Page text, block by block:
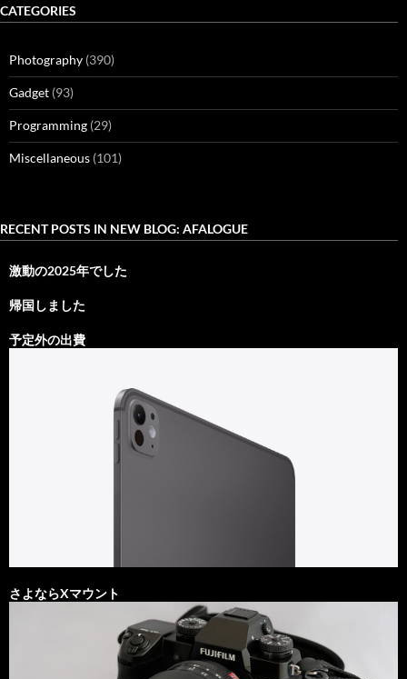
CATEGORIES
Photography (390)
Gadget (93)
Programming (29)
Miscellaneous (101)
RECENT POSTS IN NEW BLOG: AFALOGUE
激動の2025年でした
帰国しました
予定外の出費
さよならXマウント